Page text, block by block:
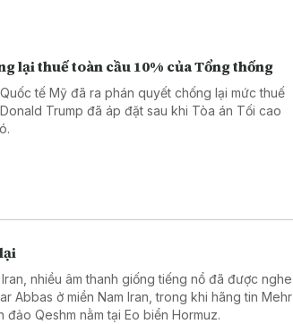
lại thuế toàn cầu 10% của Tổng thống
tế Mỹ đã ra phán quyết chống lại mức thuế
Trump đã áp đặt sau khi Tòa án Tối cao
nhiều âm thanh giống tiếng nổ đã được nghe
Abbas ở miền Nam Iran, trong khi hãng tin Mehr
Qeshm nằm tại Eo biển Hormuz.